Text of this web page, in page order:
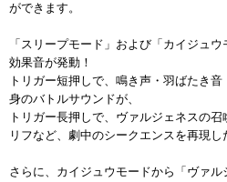
ができます。
「スリープモード」および「カイジュ
効果音が発動！
トリガー短押しで、鳴き声・羽ばたき
身のバトルサウンドが、
トリガー長押しで、ヴァルジェネスの
リフなど、劇中のシークエンスを再現し
さらに、カイジュウモードから「ヴァ